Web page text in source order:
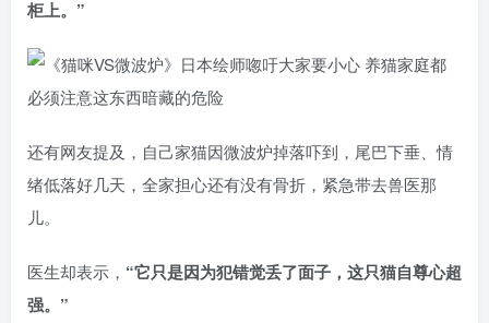
柜上。”
还有网友提及，自己家猫因微波炉掉落吓到，尾巴下垂、情
绪低落好几天，全家担心还有没有骨折，紧急带去兽医那
儿。
医生却表示， “它只是因为犯错觉丢了面子，这只猫自尊心超
强。”